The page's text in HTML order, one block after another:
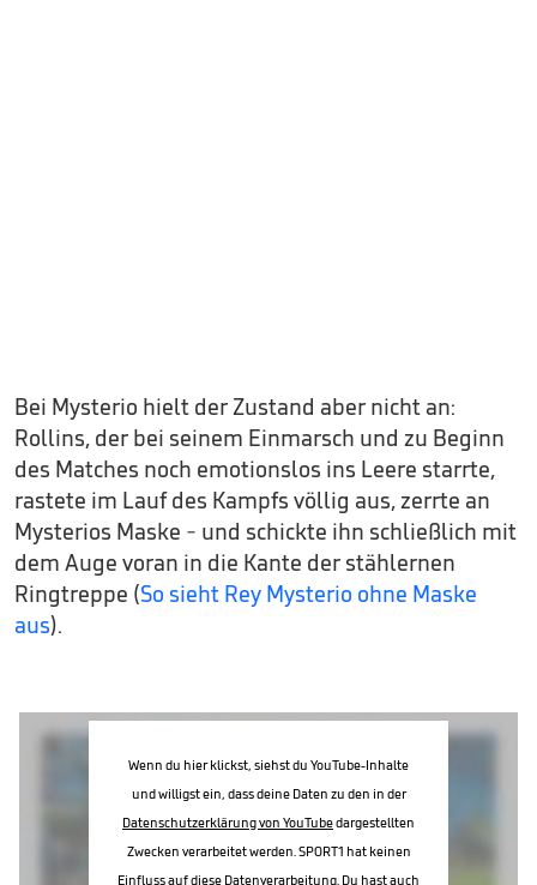
Bei Mysterio hielt der Zustand aber nicht an:
Rollins, der bei seinem Einmarsch und zu Beginn
des Matches noch emotionslos ins Leere starrte,
rastete im Lauf des Kampfs völlig aus, zerrte an
Mysterios Maske - und schickte ihn schließlich mit
dem Auge voran in die Kante der stählernen
Ringtreppe (So sieht Rey Mysterio ohne Maske
aus).
Wenn du hier klickst, siehst du YouTube-Inhalte
und willigst ein, dass deine Daten zu den in der
Datenschutzerklärung von YouTubedargestellten
Zwecken verarbeitet werden. SPORT1 hat keinen
Einfluss auf diese Datenverarbeitung. Du hast auch